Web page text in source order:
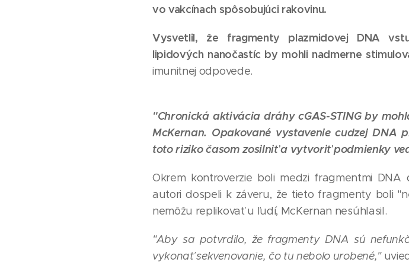
vo vakcínach spôsobujúci rakovinu.
Vysvetlil, že fragmenty plazmidovej DNA
lipidových nanočastíc by mohli nadmerne
imunitnej odpovede.
"Chronická aktivácia dráhy cGAS-STING by
McKernan. Opakované vystavenie cudzej DNA
toto riziko časom zosilniť a vytvoriť podmienky
Okrem kontroverzie boli medzi fragmentmi
autori dospeli k záveru, že tieto fragmenty boli
nemôžu replikovať u ľudí, McKernan nesúhlasil.
"Aby sa potvrdilo, že fragmenty DNA sú
vykonať sekvenovanie, čo tu nebolo urobené,"